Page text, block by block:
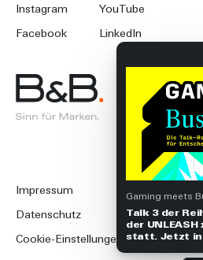
Impressum
Datenschutz
Cookie-Einstellungen
Instagram YouTube
Facebook LinkedIn
Gaming meets
Talk 3 der
der
statt. Jetzt